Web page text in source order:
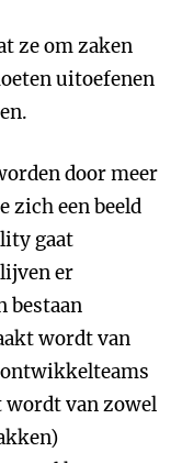
ze om zaken
uitoefenen
door meer
zich een beeld
gaat
er
bestaan
wordt van
wordt van zowel